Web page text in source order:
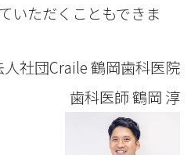
いただくこともできま
人社団Craile 鶴岡歯科医院
歯科医師鶴岡 淳